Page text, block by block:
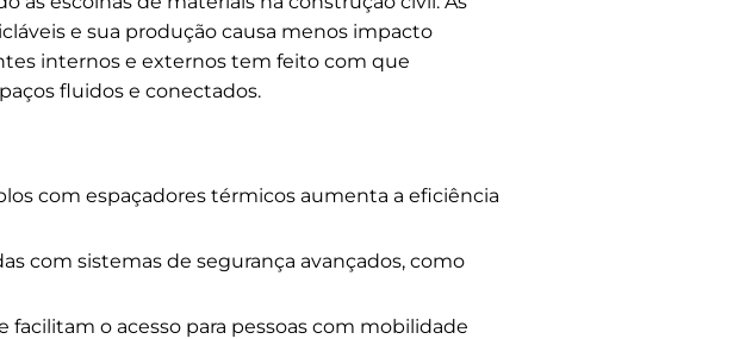
e sua produção causa menos impacto
internos e externos tem feito com que
fluidos e conectados.
com espaçadores térmicos aumenta a eficiência
com sistemas de segurança avançados, como
o acesso para pessoas com mobilidade